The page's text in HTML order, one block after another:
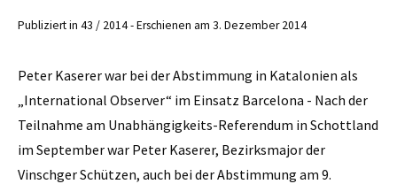
Publiziert in 43 / 2014 - Erschienen am 3. Dezember 2014
Peter Kaserer war bei der Abstimmung in Katalonien als
„International Observer“ im Einsatz Barcelona - Nach der
Teilnahme am Unabhängigkeits-Referen­dum in Schottland
im September war Peter Kaserer, Bezirksmajor der
Vinschger Schützen, auch bei der Abstimmung am 9.